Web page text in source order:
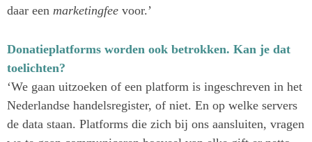
daar een marketingfee voor.’
Donatieplatforms worden ook betrokken. Kan je dat
toelichten?
‘We gaan uitzoeken of een platform is ingeschreven in het
Nederlandse handelsregister, of niet. En op welke servers
de data staan. Platforms die zich bij ons aansluiten, vragen